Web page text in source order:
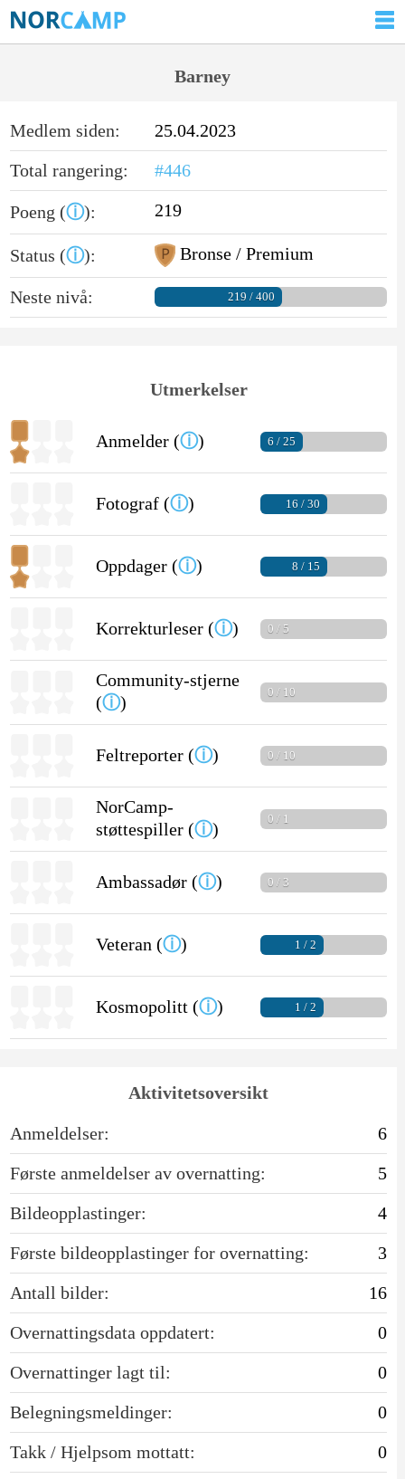
Barney
Medlem siden:
25.04.2023
Total rangering:
#446
Poeng (ⓘ): 219
Status (ⓘ): Bronse / Premium
Neste nivå: 219 / 400
Utmerkelser
Anmelder (ⓘ) 6 / 25
Fotograf (ⓘ) 16 / 30
Oppdager (ⓘ) 8 / 15
Korrekturleser (ⓘ) 0 / 5
Community-stjerne
(ⓘ)
0 / 10
Feltreporter (ⓘ) 0 / 10
NorCamp-
støttespiller (ⓘ)
0 / 1
Ambassadør (ⓘ) 0 / 3
Veteran (ⓘ) 1 / 2
Kosmopolitt (ⓘ) 1 / 2
Aktivitetsoversikt
Anmeldelser:
6
Første anmeldelser av overnatting:
5
Bildeopplastinger:
4
Første bildeopplastinger for overnatting:
3
Antall bilder:
16
Overnattingsdata oppdatert:
0
Overnattinger lagt til:
0
Belegningsmeldinger:
0
Takk / Hjelpsom mottatt:
0